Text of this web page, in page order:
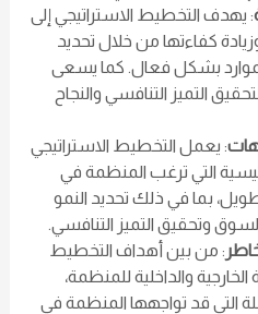
: يهدف التخطيط الاستراتيجي إلى
كفاءتها من خلال تحديد
بشكل فعال. كما يسعى
التميز التنافسي والنجاح
: يعمل التخطيط الاستراتيجي
التي ترغب المنظمة في
بما في ذلك تحديد النمو
وتحقيق التميز التنافسي.
: من بين أهداف التخطيط
الخارجية والداخلية للمنظمة،
التي قد تواجهها المنظمة في